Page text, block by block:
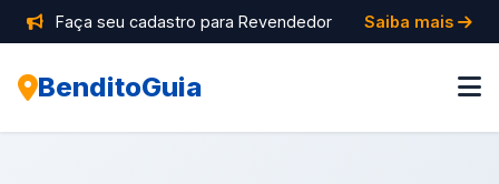
Faça seu cadastro para Revendedor Saiba mais
BenditoGuia